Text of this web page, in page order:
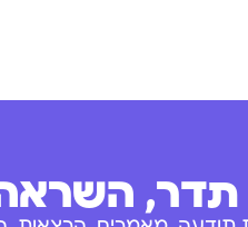
השראה